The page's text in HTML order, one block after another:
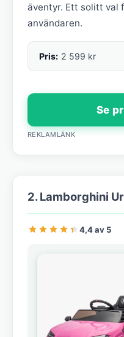
äventyr. Ett solitt val
användaren.
Pris: 2 599 kr
Se
REKLAMLÄNK
2. Lamborghini
4,4 av 5